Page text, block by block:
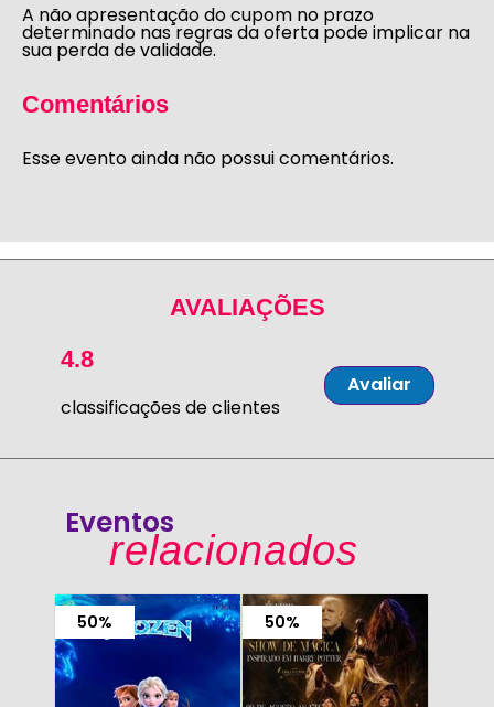
A não apresentação do cupom no prazo
determinado nas regras da oferta pode implicar na
sua perda de validade.
Comentários
Esse evento ainda não possui comentários.
AVALIAÇÕES
4.8
classificações de clientes
Avaliar
Eventos
relacionados
50% 50%